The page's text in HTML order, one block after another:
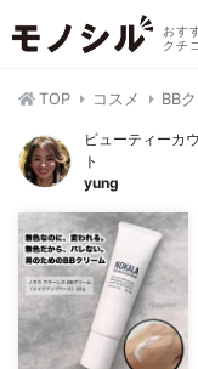
おす
クチ
TOP コスメ BB
ビューティーカ
ト
yung